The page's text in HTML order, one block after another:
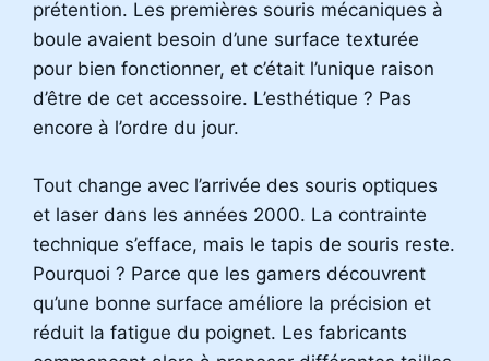
prétention. Les premières souris mécaniques à
boule avaient besoin d’une surface texturée
pour bien fonctionner, et c’était l’unique raison
d’être de cet accessoire. L’esthétique ? Pas
encore à l’ordre du jour.
Tout change avec l’arrivée des souris optiques
et laser dans les années 2000. La contrainte
technique s’efface, mais le tapis de souris reste.
Pourquoi ? Parce que les gamers découvrent
qu’une bonne surface améliore la précision et
réduit la fatigue du poignet. Les fabricants